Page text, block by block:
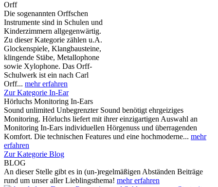
Orff
Die sogenannten Orffschen
Instrumente sind in Schulen und
Kinderzimmern allgegenwärtig.
Zu dieser Kategorie zählen u.A.
Glockenspiele, Klangbausteine,
klingende Stäbe, Metallophone
sowie Xylophone. Das Orff-
Schulwerk ist ein nach Carl
Orff... mehr erfahren
Zur Kategorie In-Ear
Hörluchs Monitoring In-Ears
Sound unlimited Unbegrenzter Sound benötigt ehrgeiziges
Monitoring. Hörluchs liefert mit ihrer einzigartigen Auswahl an
Monitoring In-Ears individuellen Hörgenuss und überragenden
Komfort. Die technischen Features und eine hochmoderne... mehr
erfahren
Zur Kategorie Blog
BLOG
An dieser Stelle gibt es in (un-)regelmäßigen Abständen Beiträge
rund um unser aller Lieblingsthema! mehr erfahren